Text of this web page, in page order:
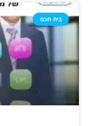
בית חכם